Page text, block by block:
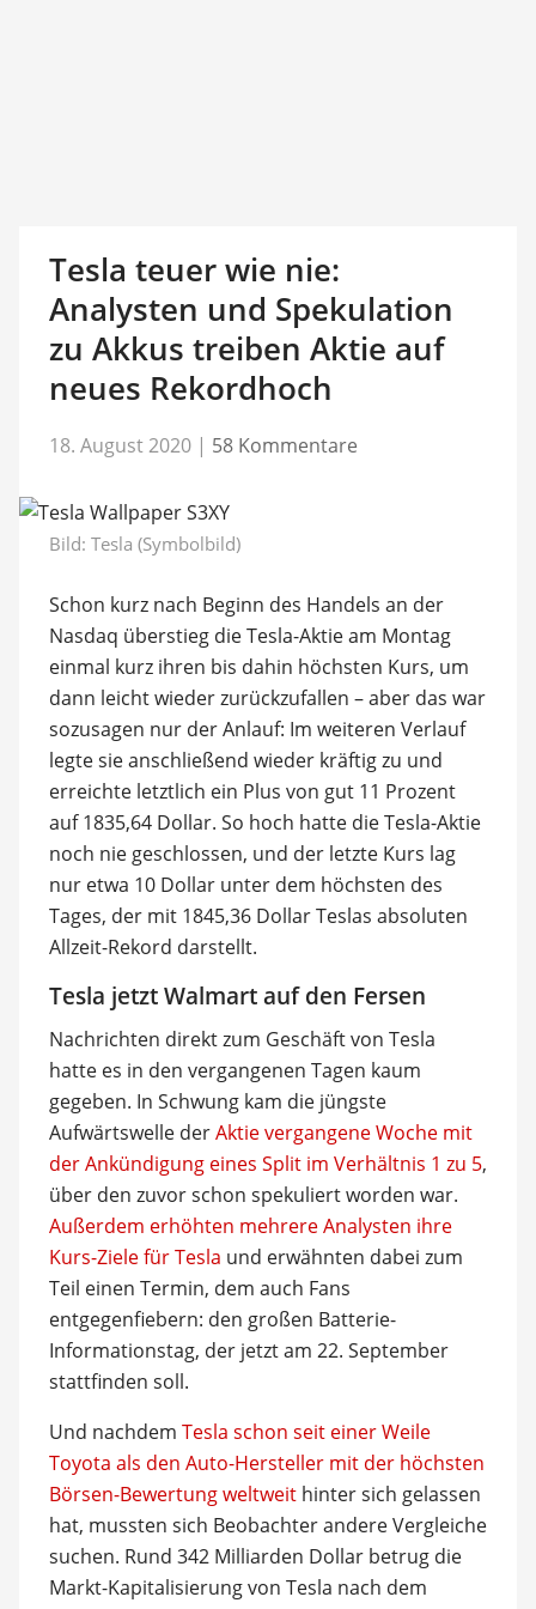
Tesla teuer wie nie:
Analysten und Spekulation
zu Akkus treiben Aktie auf
neues Rekordhoch
18. August 2020 | 58 Kommentare
Bild: Tesla (Symbolbild)
Schon kurz nach Beginn des Handels an der
Nasdaq überstieg die Tesla-Aktie am Montag
einmal kurz ihren bis dahin höchsten Kurs, um
dann leicht wieder zurückzufallen – aber das war
sozusagen nur der Anlauf: Im weiteren Verlauf
legte sie anschließend wieder kräftig zu und
erreichte letztlich ein Plus von gut 11 Prozent
auf 1835,64 Dollar. So hoch hatte die Tesla-Aktie
noch nie geschlossen, und der letzte Kurs lag
nur etwa 10 Dollar unter dem höchsten des
Tages, der mit 1845,36 Dollar Teslas absoluten
Allzeit-Rekord darstellt.
Tesla jetzt Walmart auf den Fersen
Nachrichten direkt zum Geschäft von Tesla
hatte es in den vergangenen Tagen kaum
gegeben. In Schwung kam die jüngste
Aufwärtswelle derAktie vergangene Woche mit
der Ankündigung eines Split im Verhältnis 1 zu 5,
über den zuvor schon spekuliert worden war.
Außerdem erhöhten mehrere Analysten ihre
Kurs-Ziele für Tesla und erwähnten dabei zum
Teil einen Termin, dem auch Fans
entgegenfiebern: den großen Batterie-
Informationstag, der jetzt am 22. September
stattfinden soll.
Und nachdem Tesla schon seit einer Weile
Toyota als den Auto-Hersteller mit der höchsten
Börsen-Bewertung weltweithinter sich gelassen
hat, mussten sich Beobachter andere Vergleiche
suchen. Rund 342 Milliarden Dollar betrug die
Markt-Kapitalisierung von Tesla nach dem